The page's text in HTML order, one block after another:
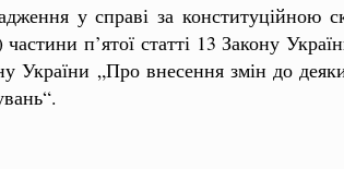
у справі за конституційною
п’ятої статті 13 Закону
України „Про внесення змін до